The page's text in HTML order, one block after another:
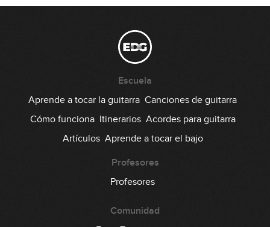
#41 Groove Folk en G
#42 Línea melódica armonizada en
#43 Groove Pop en C
Escuela
Aprende a tocar la guitarra Canciones de guitarra
Cómo funciona Itinerarios Acordes para guitarra
Artículos Aprende a tocar el bajo
Profesores
Profesores
Comunidad